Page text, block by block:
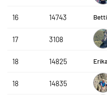
16 14743
17 3108
18 14825
18 14835